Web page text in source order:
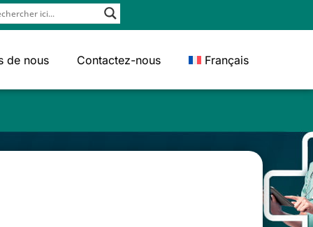
de nous Contactez-nous Français